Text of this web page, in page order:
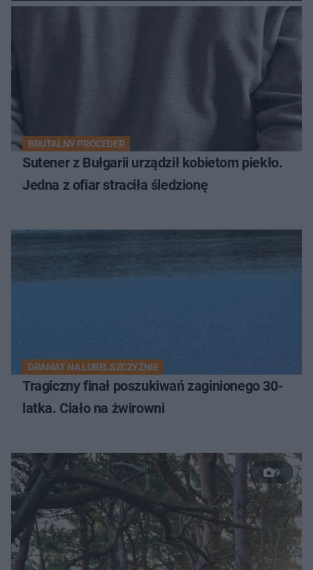
BRUTALNY PROCEDER
Sutener z Bułgarii urządził kobietom piekło.
Jedna z ofiar straciła śledzionę
DRAMAT NA LUBELSZCZYŹNIE
Tragiczny finał poszukiwań zaginionego 30-
latka. Ciało na żwirowni
9